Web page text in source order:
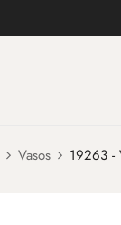
Vasos 19263 -